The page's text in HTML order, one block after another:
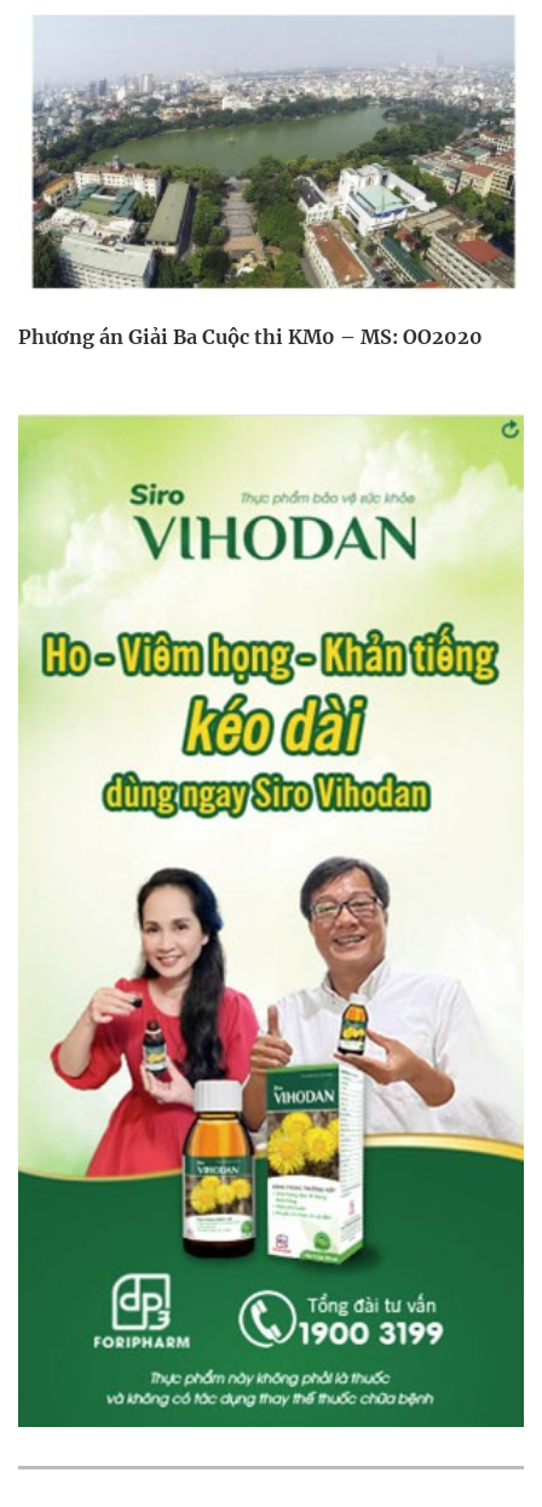
Phương án Giải Ba Cuộc thi KM0 – MS: OO2020